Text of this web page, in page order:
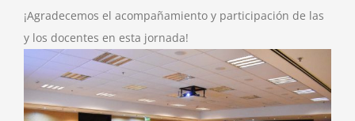
¡Agradecemos el acompañamiento y participación de las
y los docentes en esta jornada!